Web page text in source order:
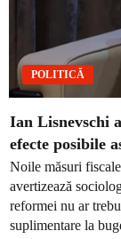
POLITICĂ
Ian Lisnevschi
efecte posibile
Noile măsuri
avertizează
reformei nu ar
suplimentare la